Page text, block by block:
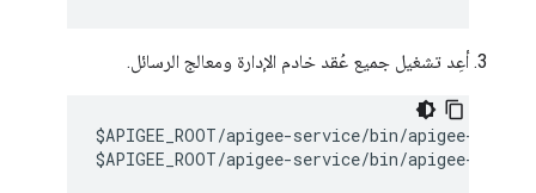
أعِد تشغيل جميع عُقد خادم الإدارة ومعالج الرسائل.
$APIGEE_ROOT/apigee-service/bin/apigee-
$APIGEE_ROOT/apigee-service/bin/apigee-